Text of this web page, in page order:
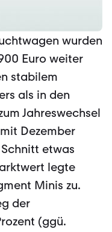
wurden
Euro weiter
stabilem
als in den
Jahreswechsel
Dezember
etwas
legte
Minis zu.
der
(ggü.